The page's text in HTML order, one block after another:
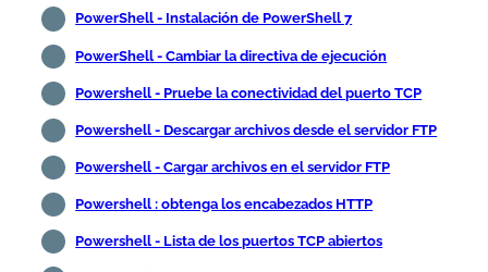
PowerShell - Instalación de PowerShell 7
PowerShell - Cambiar la directiva de ejecución
Powershell - Pruebe la conectividad del puerto TCP
Powershell - Descargar archivos desde el servidor FTP
Powershell - Cargar archivos en el servidor FTP
Powershell : obtenga los encabezados HTTP
Powershell - Lista de los puertos TCP abiertos